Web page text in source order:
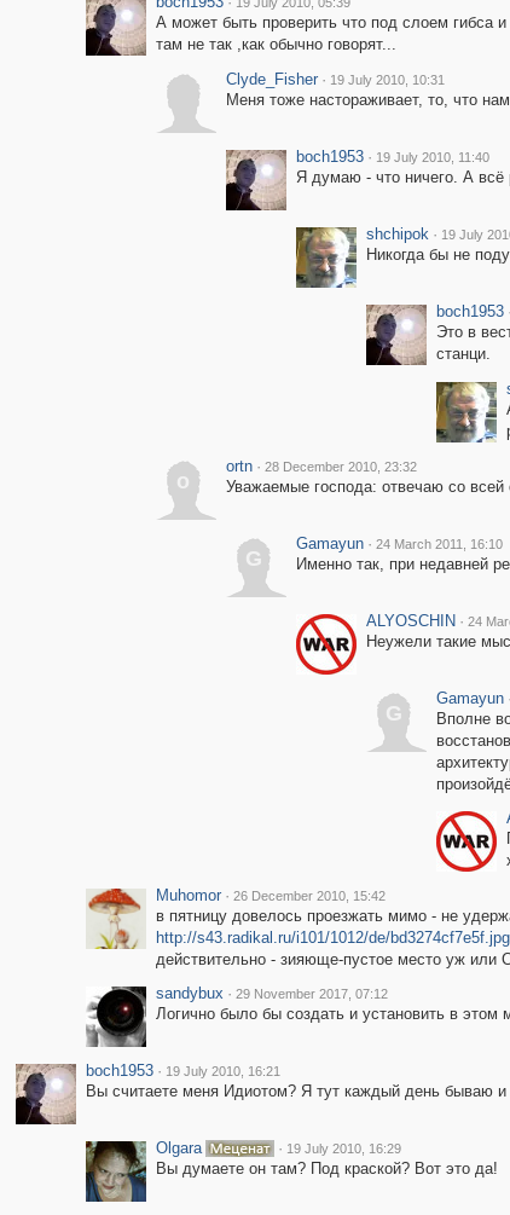
А может быть проверить что под слоем гибса
там не так ,как обычно говорят...
Clyde_Fisher · 19 July 2010, 10:31
Меня тоже настораживает, то, что
boch1953 · 19 July 2010, 11:40
Я думаю - что ничего. А всё
shchipok · 19 July
Никогда бы не
boch1953 ·
Это в
станци.
o
ortn · 28 December 2010, 23:32
Уважаемые господа: отвечаю со всей
G
Gamayun · 24 March 2011, 16:10
Именно так, при недавней
ALYOSCHIN · 24
Неужели такие
G
Gamayun ·
Вполне
Muhomor · 26 December 2010, 15:42
в пятницу довелось проезжать мимо - не
http://s43.radikal.ru/i101/1012/de/bd3274cf7e5f.jpg
действительно - зияюще-пустое место уж или
sandybux · 29 November 2017, 07:12
Логично было бы создать и установить в этом
boch1953 · 19 July 2010, 16:21
Вы считаете меня Идиотом? Я тут каждый день бываю
Olgara · 19 July 2010, 16:29
Вы думаете он там? Под краской? Вот это да!